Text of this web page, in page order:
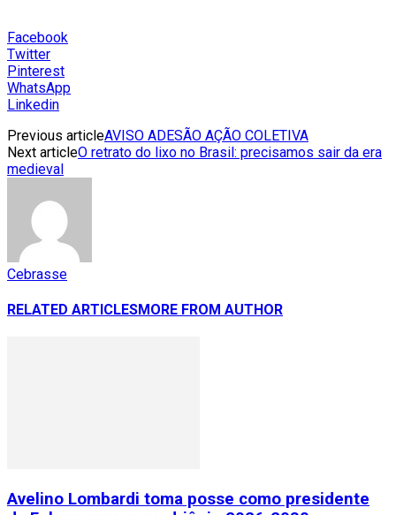
Facebook
Twitter
Pinterest
WhatsApp
Linkedin
Previous articleAVISO ADESÃO AÇÃO COLETIVA
Next articleO retrato do lixo no Brasil: precisamos sair da era
medieval
Cebrasse
RELATED ARTICLESMORE FROM AUTHOR
Avelino Lombardi toma posse como presidente